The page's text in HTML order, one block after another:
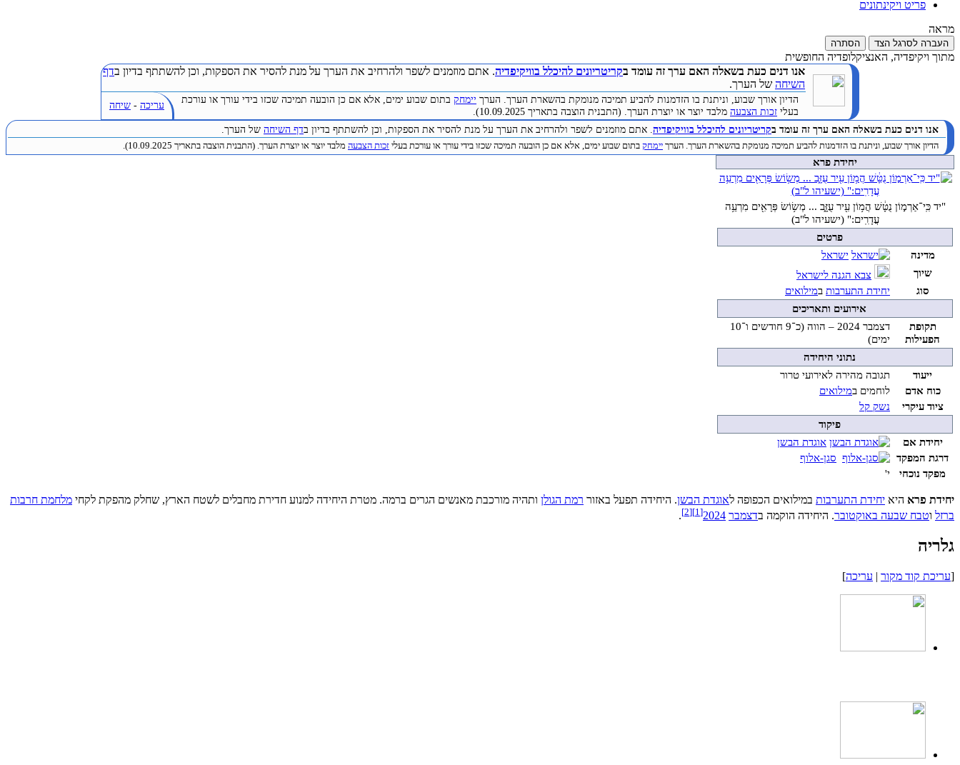
פריט ויקינתונים
מראה
העברה לסרגל הצד הסתרה
מתוך ויקיפדיה, האנציקלופדיה החופשית
אנו דנים כעת בשאלה האם ערך זה עומד בקריטריונים להיכלל בוויקיפדיה. אתם מוזמנים לשפר ולהרחיב את הערך על מנת להסיר את הספקות, וכן להשתתף בדיון בדף
השיחה של הערך.
הדיון אורך שבוע, וניתנת בו הזדמנות להביע תמיכה מנומקת בהשארת הערך. הערך יימחק בתום שבוע ימים, אלא אם כן הובעה תמיכה שכזו בידי עורך או עורכת
בעלי זכות הצבעה מלבד יוצר או יוצרת הערך. (התבנית הוצבה בתאריך 10.09.2025).
עריכה - שיחה
אנו דנים כעת בשאלה האם ערך זה עומד בקריטריונים להיכלל בוויקיפדיה. אתם מוזמנים לשפר ולהרחיב את הערך על מנת להסיר את הספקות, וכן להשתתף בדיון בדף השיחה של הערך.
הדיון אורך שבוע, וניתנת בו הזדמנות להביע תמיכה מנומקת בהשארת הערך. הערך יימחק בתום שבוע ימים, אלא אם כן הובעה תמיכה שכזו בידי עורך או עורכת בעלי זכות הצבעה מלבד יוצר או יוצרת הערך. (התבנית הוצבה בתאריך 10.09.2025).
יחידת פרא
"יד כִּֽי־אַרְמ֣וֹן נֻטָּ֔שׁ הֲמ֥וֹן עִ֖יר עֻזָּ֑ב ... מְשׂ֥וֹשׂ פְּרָאִ֖ים מִרְעֵ֥ה
עֲדָרִֽים:" (ישעיהו ל"ב)
פרטים
מדינה
ישראל
שיוך
צבא הגנה לישראל
סוג
יחידת התערבות במילואים
אירועים ותאריכים
תקופת
הפעילות
דצמבר 2024 – הווה (כ־9 חודשים ו־10
ימים)
נתוני היחידה
ייעוד
תגובה מהירה לאירועי טרור
כוח אדם
לוחמים במילואים
ציוד עיקרי
נשק קל
פיקוד
יחידת אם
אוגדת הבשן
דרגת המפקד
סגן-אלוף
מפקד נוכחי
י'
יחידת פרא היא יחידת התערבות במילואים הכפופה לאוגדת הבשן. היחידה תפעל באזור רמת הגולן ותהיה מורכבת מאנשים הגרים ברמה. מטרת היחידה למנוע חדירת מחבלים לשטח הארץ, שחלק מהפקת לקחי מלחמת חרבות
ברזל וטבח שבעה באוקטובר. היחידה הוקמה בדצמבר 2024
[
1
]
[
2
]
.
גלריה
[עריכת קוד מקור | עריכה]